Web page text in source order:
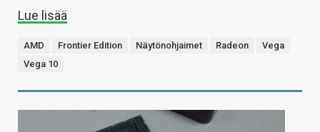
Lue lisää
AMD Frontier Edition Näytönohjaimet Radeon
Vega
Vega 10